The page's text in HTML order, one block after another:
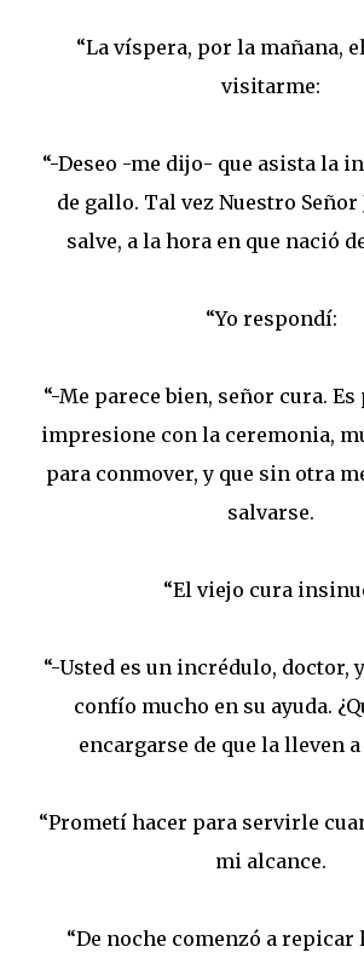
“La víspera, por la mañana,
visitarme:
“-Deseo -me dijo- que asista la
de gallo. Tal vez Nuestro
salve, a la hora en que nació
“Yo respondí:
“-Me parece bien, señor cura. Es
impresione con la ceremonia,
para conmover, y que sin otra
salvarse.
“El viejo cura
“-Usted es un incrédulo, doctor,
confío mucho en su ayuda.
encargarse de que la lleven
“Prometí hacer para servirle
mi alcance.
“De noche comenzó a repicar